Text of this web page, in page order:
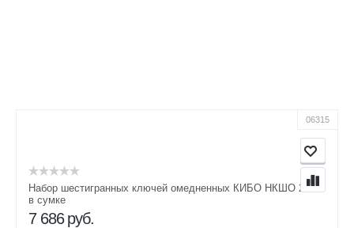
06315
Набор шестигранных ключей омедненных КИБО НКШО 2-14
в сумке
7 686 руб.